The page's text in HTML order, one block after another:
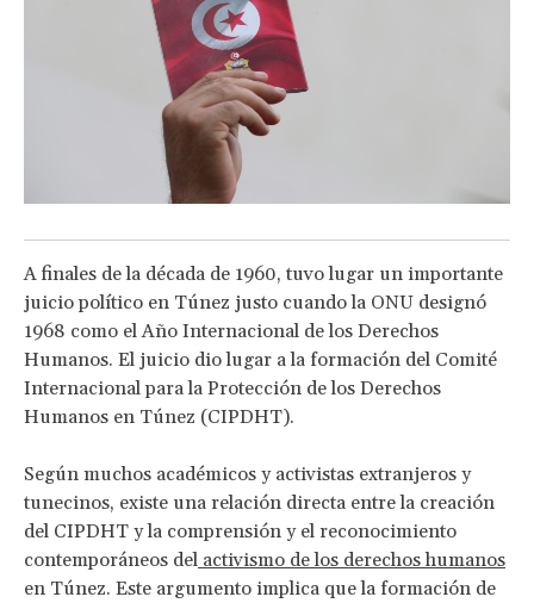
A finales de la década de 1960, tuvo lugar un importante
juicio político en Túnez justo cuando la ONU designó
1968 como el Año Internacional de los Derechos
Humanos. El juicio dio lugar a la formación del Comité
Internacional para la Protección de los Derechos
Humanos en Túnez (CIPDHT).
Según muchos académicos y activistas extranjeros y
tunecinos, existe una relación directa entre la creación
del CIPDHT y la comprensión y el reconocimiento
contemporáneos del activismo de los derechos humanos
en Túnez. Este argumento implica que la formación de